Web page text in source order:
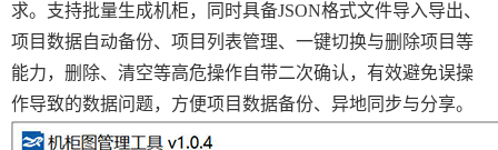
求。支持批量生成机柜，同时具备JSON格式文件导入导出、
项目数据自动备份、项目列表管理、一键切换与删除项目等
能力，删除、清空等高危操作自带二次确认，有效避免误操
作导致的数据问题，方便项目数据备份、异地同步与分享。